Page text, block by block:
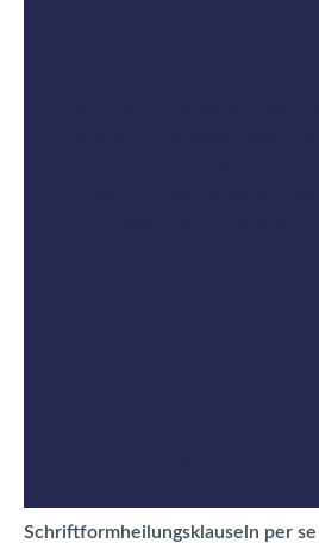
Schriftformheilungsklauseln per se